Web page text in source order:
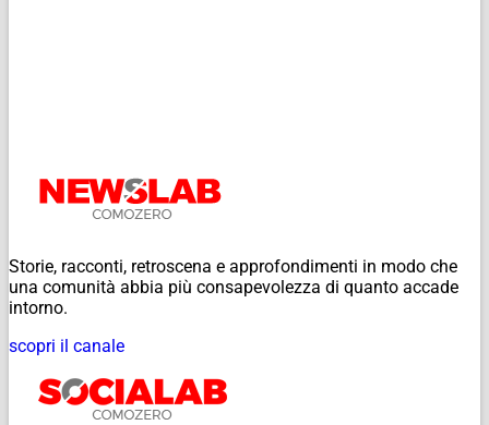
Storie, racconti, retroscena e approfondimenti in modo che
una comunità abbia più consapevolezza di quanto accade
intorno.
scopri il canale